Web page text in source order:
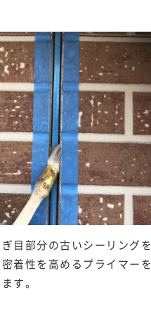
目部分の古いシーリングを
着性を高めるプライマーを
す。